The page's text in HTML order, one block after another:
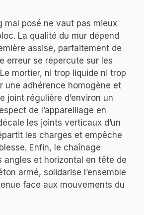
mal posé ne vaut pas mieux
La qualité du mur dépend
assise, parfaitement de
erreur se répercute sur les
mortier, ni trop liquide ni trop
une adhérence homogène et
joint régulière d’environ un
de l’appareillage en
les joints verticaux d’un
les charges et empêche
Enfin, le chaînage
angles et horizontal en tête de
armé, solidarise l’ensemble
face aux mouvements du